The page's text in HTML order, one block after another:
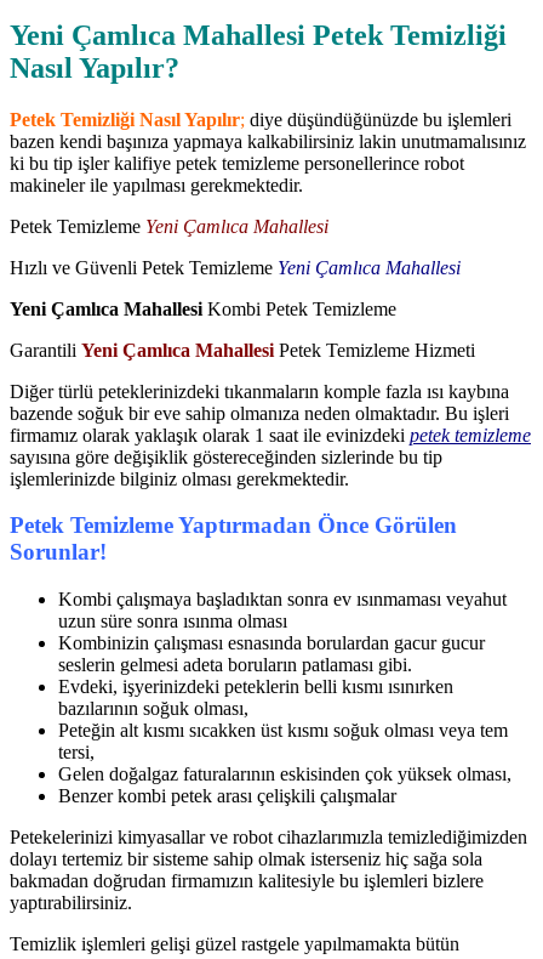
Yeni Çamlıca Mahallesi Petek Temizliği
Nasıl Yapılır?
Petek Temizliği Nasıl Yapılır; diye düşündüğünüzde bu işlemleri
bazen kendi başınıza yapmaya kalkabilirsiniz lakin unutmamalısınız
ki bu tip işler kalifiye petek temizleme personellerince robot
makineler ile yapılması gerekmektedir.
Petek Temizleme Yeni Çamlıca Mahallesi
Hızlı ve Güvenli Petek Temizleme Yeni Çamlıca Mahallesi
Yeni Çamlıca Mahallesi Kombi Petek Temizleme
Garantili Yeni Çamlıca Mahallesi Petek Temizleme Hizmeti
Diğer türlü peteklerinizdeki tıkanmaların komple fazla ısı kaybına
bazende soğuk bir eve sahip olmanıza neden olmaktadır. Bu işleri
firmamız olarak yaklaşık olarak 1 saat ile evinizdeki petek temizleme
sayısına göre değişiklik göstereceğinden sizlerinde bu tip
işlemlerinizde bilginiz olması gerekmektedir.
Petek Temizleme Yaptırmadan Önce Görülen
Sorunlar!
Kombi çalışmaya başladıktan sonra ev ısınmaması veyahut
uzun süre sonra ısınma olması
Kombinizin çalışması esnasında borulardan gacur gucur
seslerin gelmesi adeta boruların patlaması gibi.
Evdeki, işyerinizdeki peteklerin belli kısmı ısınırken
bazılarının soğuk olması,
Peteğin alt kısmı sıcakken üst kısmı soğuk olması veya tem
tersi,
Gelen doğalgaz faturalarının eskisinden çok yüksek olması,
Benzer kombi petek arası çelişkili çalışmalar
Petekelerinizi kimyasallar ve robot cihazlarımızla temizlediğimizden
dolayı tertemiz bir sisteme sahip olmak isterseniz hiç sağa sola
bakmadan doğrudan firmamızın kalitesiyle bu işlemleri bizlere
yaptırabilirsiniz.
Temizlik işlemleri gelişi güzel rastgele yapılmamakta bütün